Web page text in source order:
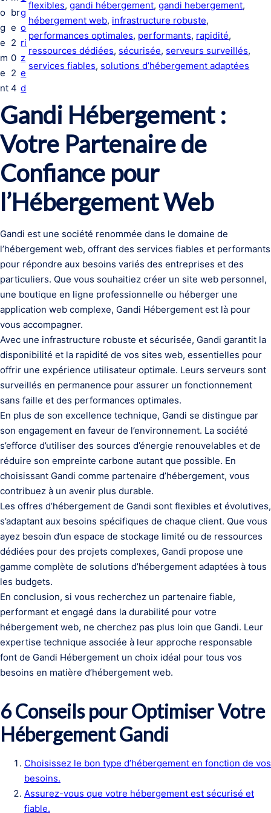
o
g
e
m
e
nt
br
e
2
0
2
4
g
o
ri
z
e
d
flexibles, gandi hébergement, gandi hebergement
hébergement web, infrastructure robuste
performances optimales, performants, rapidité
ressources dédiées, sécurisée, serveurs surveillés
services fiables, solutions d’hébergement adaptées
Gandi Hébergement :
Votre Partenaire de
Confiance pour
l’Hébergement Web
Gandi est une société renommée dans le domaine de
l’hébergement web, offrant des services fiables et performants
pour répondre aux besoins variés des entreprises et des
particuliers. Que vous souhaitiez créer un site web personnel,
une boutique en ligne professionnelle ou héberger une
application web complexe, Gandi Hébergement est là pour
vous accompagner.
Avec une infrastructure robuste et sécurisée, Gandi garantit la
disponibilité et la rapidité de vos sites web, essentielles pour
offrir une expérience utilisateur optimale. Leurs serveurs sont
surveillés en permanence pour assurer un fonctionnement
sans faille et des performances optimales.
En plus de son excellence technique, Gandi se distingue par
son engagement en faveur de l’environnement. La société
s’efforce d’utiliser des sources d’énergie renouvelables et de
réduire son empreinte carbone autant que possible. En
choisissant Gandi comme partenaire d’hébergement, vous
contribuez à un avenir plus durable.
Les offres d’hébergement de Gandi sont flexibles et évolutives,
s’adaptant aux besoins spécifiques de chaque client. Que vous
ayez besoin d’un espace de stockage limité ou de ressources
dédiées pour des projets complexes, Gandi propose une
gamme complète de solutions d’hébergement adaptées à tous
les budgets.
En conclusion, si vous recherchez un partenaire fiable,
performant et engagé dans la durabilité pour votre
hébergement web, ne cherchez pas plus loin que Gandi. Leur
expertise technique associée à leur approche responsable
font de Gandi Hébergement un choix idéal pour tous vos
besoins en matière d’hébergement web.
6 Conseils pour Optimiser Votre
Hébergement Gandi
Choisissez le bon type d’hébergement en fonction de vos
besoins.
Assurez-vous que votre hébergement est sécurisé et
fiable.